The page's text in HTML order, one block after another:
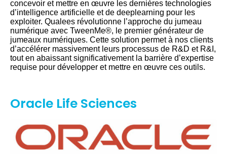
concevoir et mettre en œuvre les dernières technologies
d’intelligence artificielle et de deeplearning pour les
exploiter. Qualees révolutionne l’approche du jumeau
numérique avec TweenMe®, le premier générateur de
jumeaux numériques. Cette solution permet à nos clients
d’accélérer massivement leurs processus de R&D et R&I,
tout en abaissant significativement la barrière d’expertise
requise pour développer et mettre en œuvre ces outils.
Oracle Life Sciences